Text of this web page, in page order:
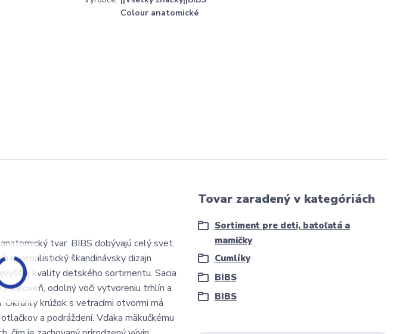
Colour anatomické
tvar. BIBS dobývajú celý svet.
minimalistický škandinávsky dizajn
kvality detského sortimentu. Sacia
zároveň, odolný voči vytvoreniu trhlín a
krúžok s vetracími otvormi má
a podráždení. Vďaka mäkučkému
Tovar zaradený v kategóriách
Sortiment pre deti, batoľatá a
mamičky
Cumlíky
BIBS
BIBS